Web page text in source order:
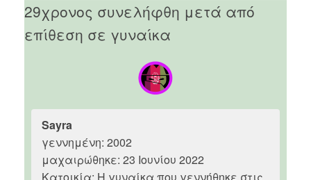
29χρονος συνελήφθη μετά από
επίθεση σε γυναίκα
Sayra
γεννημένη: 2002
μαχαιρώθηκε: 23 Ιουνίου 2022